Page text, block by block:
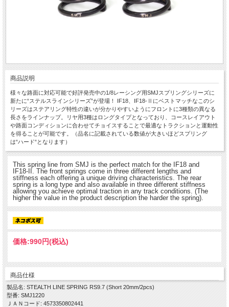
商品説明
様々な路面に対応可能で好評発売中の1/8レーシング用SMJスプリングシリーズに
新たに“ステルスラインシリーズ”が登場！ IF18、IF18-Ⅱにベストマッチなこのシ
リーズはステアリング特性の違いが分かりやすいようにフロントに3種類の異なる
長さをラインナップ。リヤ用3種はロングタイプとなっており、コースレイアウト
や路面コンディションに合わせてチョイスすることで最適なトラクションと運動性
を得ることが可能です。（品名に記載されている数値が大きいほどスプリング
は“ハード“となります）
This spring line from SMJ is the perfect match for the IF18 and
IF18-II. The front springs come in three different lengths and
stiffness each offering a unique driving characteristics. The rear
spring is a long type and also available in three different stiffness
allowing you achieve optimal traction in any track conditions. (The
higher the value in the product description the harder the spring).
価格:990円(税込)
商品仕様
製品名: STEALTH LINE SPRING RS9.7 (Short 20mm/2pcs)
型番: SMJ1220
ＪＡＮコード: 4573350802441